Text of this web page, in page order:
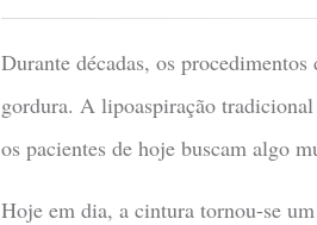
Durante décadas, os
gordura. A lipoaspiração
os pacientes de hoje buscam algo
Hoje em dia, a cintura tornou-se